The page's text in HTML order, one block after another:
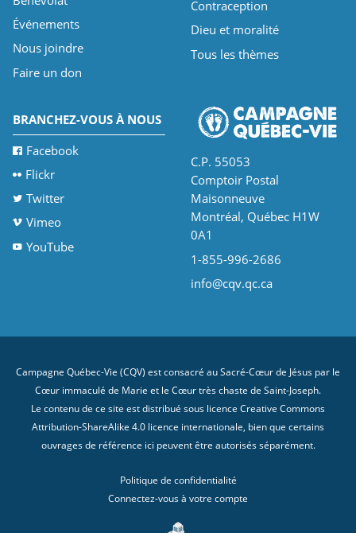
Événements
Nous joindre
Faire un don
Contraception
Dieu et moralité
Tous les thèmes
BRANCHEZ-VOUS À NOUS
Facebook
Flickr
Twitter
Vimeo
YouTube
C.P. 55053
Comptoir Postal
Maisonneuve
Montréal, Québec H1W
0A1
1-855-996-2686
info@cqv.qc.ca
Campagne Québec-Vie (CQV) est consacré au Sacré-Cœur de Jésus par le
Cœur immaculé de Marie et le Cœur très chaste de Saint-Joseph.
Le contenu de ce site est distribué sous licence Creative Commons
Attribution-ShareAlike 4.0 licence internationale, bien que certains
ouvrages de référence ici peuvent être autorisés séparément.
Politique de confidentialité
Connectez-vous à votre compte